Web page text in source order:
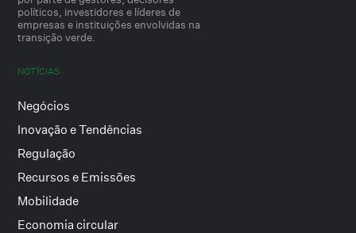
políticos, investidores e líderes de
empresas e instituições envolvidas na
transição verde.
NOTÍCIAS
Negócios
Inovação e Tendências
Regulação
Recursos e Emissões
Mobilidade
Economia circular